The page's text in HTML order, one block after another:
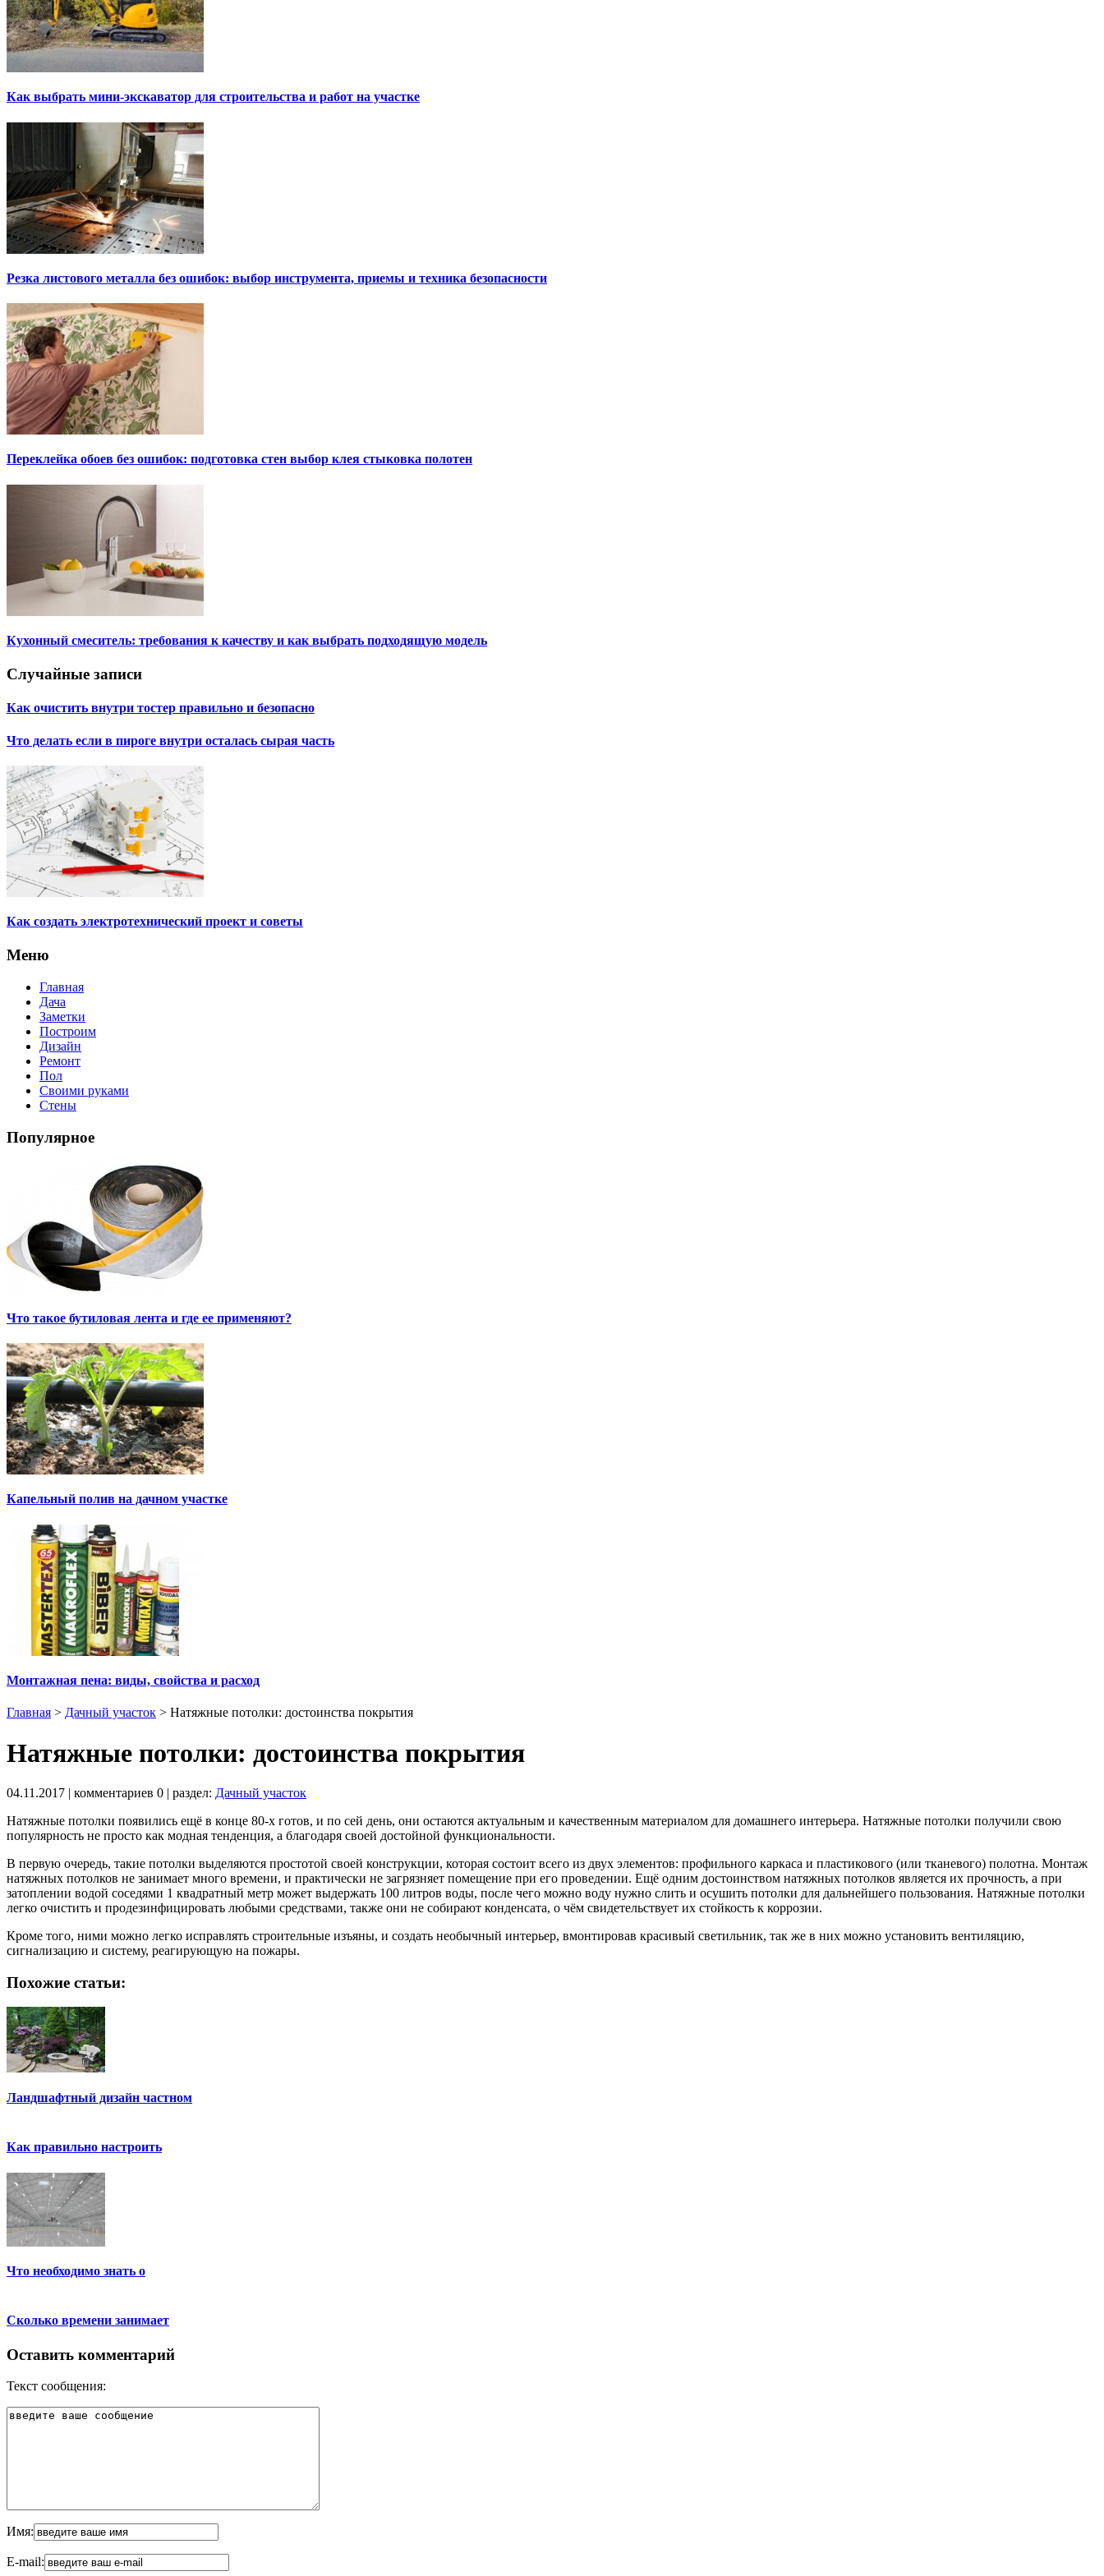
Как выбрать мини-экскаватор для строительства и работ на участке
Резка листового металла без ошибок: выбор инструмента, приемы и техника безопасности
Переклейка обоев без ошибок: подготовка стен выбор клея стыковка полотен
Кухонный смеситель: требования к качеству и как выбрать подходящую модель
Случайные записи
Как очистить внутри тостер правильно и безопасно
Что делать если в пироге внутри осталась сырая часть
Как создать электротехнический проект и советы
Меню
Главная
Дача
Заметки
Построим
Дизайн
Ремонт
Пол
Своими руками
Стены
Популярное
Что такое бутиловая лента и где ее применяют?
Капельный полив на дачном участке
Монтажная пена: виды, свойства и расход
Главная > Дачный участок > Натяжные потолки: достоинства покрытия
Натяжные потолки: достоинства покрытия
04.11.2017 | комментариев 0 | раздел: Дачный участок
Натяжные потолки появились ещё в конце 80-х готов, и по сей день, они остаются актуальным и качественным материалом для домашнего интерьера. Натяжные потолки получили свою
популярность не просто как модная тенденция, а благодаря своей достойной функциональности.
В первую очередь, такие потолки выделяются простотой своей конструкции, которая состоит всего из двух элементов: профильного каркаса и пластикового (или тканевого) полотна. Монтаж
натяжных потолков не занимает много времени, и практически не загрязняет помещение при его проведении. Ещё одним достоинством натяжных потолков является их прочность, а при
затоплении водой соседями 1 квадратный метр может выдержать 100 литров воды, после чего можно воду нужно слить и осушить потолки для дальнейшего пользования. Натяжные потолки
легко очистить и продезинфицировать любыми средствами, также они не собирают конденсата, о чём свидетельствует их стойкость к коррозии.
Кроме того, ними можно легко исправлять строительные изъяны, и создать необычный интерьер, вмонтировав красивый светильник, так же в них можно установить вентиляцию,
сигнализацию и систему, реагирующую на пожары.
Похожие статьи:
Ландшафтный дизайн частном
Как правильно настроить
Что необходимо знать о
Сколько времени занимает
Оставить комментарий
Текст сообщения:
Имя:
E-mail: